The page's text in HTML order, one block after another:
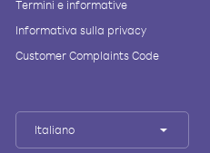
Termini e informative
Informativa sulla privacy
Customer Complaints Code
Italiano